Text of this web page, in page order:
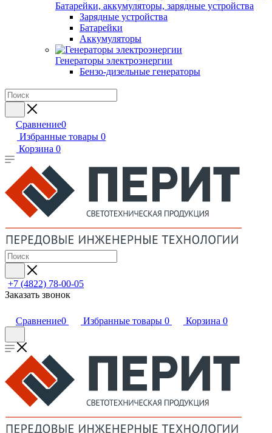
Батарейки, аккумуляторы, зарядные устройства
Зарядные устройства
Батарейки
Аккумуляторы
Генераторы электроэнергии
Бензо-дизельные генераторы
Сравнение0
Избранные товары 0
Корзина 0
+7 (4822) 78-00-05
Заказать звонок
Сравнение0 Избранные товары 0 Корзина 0